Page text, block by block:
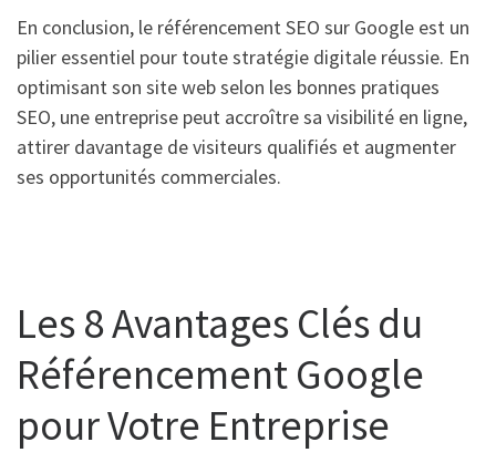
En conclusion, le référencement SEO sur Google est un
pilier essentiel pour toute stratégie digitale réussie. En
optimisant son site web selon les bonnes pratiques
SEO, une entreprise peut accroître sa visibilité en ligne,
attirer davantage de visiteurs qualifiés et augmenter
ses opportunités commerciales.
Les 8 Avantages Clés du
Référencement Google
pour Votre Entreprise